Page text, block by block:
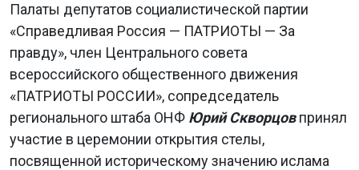
Палаты депутатов социалистической партии
«Справедливая Россия — ПАТРИОТЫ — За
правду», член Центрального совета
всероссийского общественного движения
«ПАТРИОТЫ РОССИИ», сопредседатель
регионального штаба ОНФ Юрий Скворцовпринял
участие в церемонии открытия стелы,
посвященной историческому значению ислама